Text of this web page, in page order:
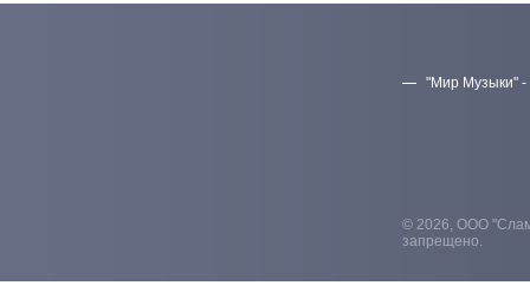
"Мир Музыки" -
© 2026, ООО
запрещено.